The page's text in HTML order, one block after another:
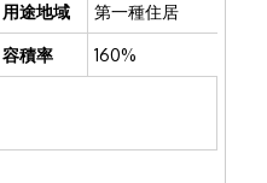
用途地域 第一種住居
容積率 160%